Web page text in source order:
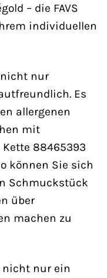
– die FAVS
individuellen
nicht nur
Es
allergenen
mit
Kette 88465393
können Sie sich
Schmuckstück
über
machen zu
nicht nur ein